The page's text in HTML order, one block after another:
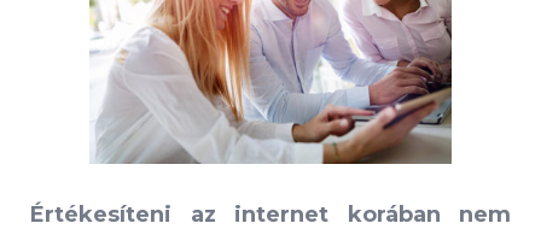
Értékesíteni az internet korában nem